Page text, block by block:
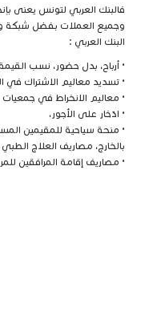
فالبنك العربي لتونس يعنى
وجميع العملات بفضل شبكة
البنك العربي :
• أرباح، بدل حضور، نسب
• تسديد معاليم الاشتراك في
• معاليم الانخراط في جمعيات
• ادّخار على الأجور،
• منحة سياحية للمقيمين
بالخارج، مصاريف العلاج الطبي
• مصاريف إقامة المرافقين